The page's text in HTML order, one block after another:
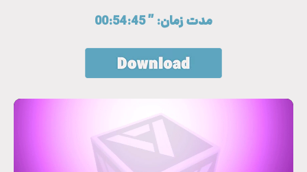
مدت زمان: ” 00:54:45